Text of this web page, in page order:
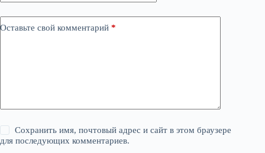
Оставьте свой комментарий *
Сохранить имя, почтовый адрес и сайт в этом браузере
для последующих комментариев.